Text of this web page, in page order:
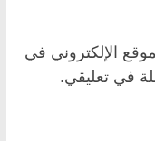
الإلكتروني في
في تعليقي.